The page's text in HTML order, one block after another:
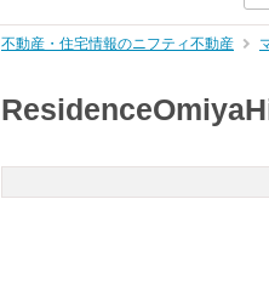
不動産・住宅情報のニフティ不動産